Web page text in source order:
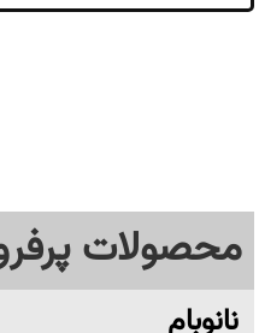
محصولات
نانوبام